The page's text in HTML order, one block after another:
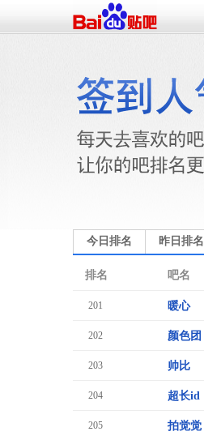
今日排名 昨日排名
排名 吧名
201 暖心
202 颜色团
203 帅比
204 超长id
205 拍觉觉